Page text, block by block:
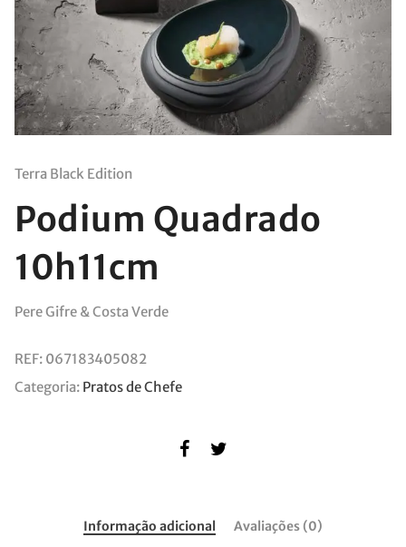
Terra Black Edition
Podium Quadrado
10h11cm
Pere Gifre & Costa Verde
REF: 067183405082
Categoria: Pratos de Chefe
Informação adicional Avaliações (0)